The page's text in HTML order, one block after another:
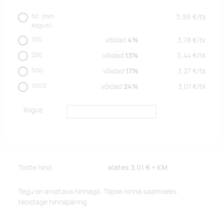
50 (min.
kogus)
3,96 €/tk
100 võidad 4% 3,78 €/tk
250 võidad 13% 3,44 €/tk
500 võidad 17% 3,27 €/tk
1000 võidad 24% 3,01 €/tk
Kogus
Toote hind alates 3,01 € + KM
Tegu on arvatava hinnaga. Täpse hinna saamiseks
teostage hinnapäring.